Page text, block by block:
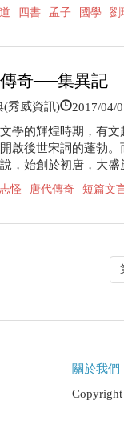
四書 孟子 國學 劉
奇──集異記
秀威資訊) 2017/04/
學的輝煌時期，有
啟後世宋詞的蓬勃
說，始創於初唐，大
志怪 唐代傳奇 短篇文
關於我們